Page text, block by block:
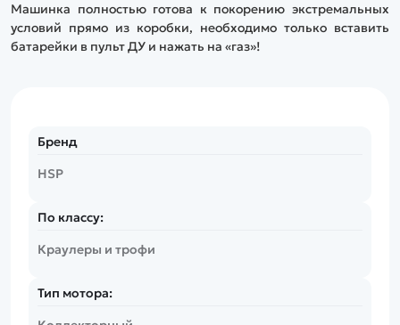
Машинка полностью готова к покорению экстремальных
условий прямо из коробки, необходимо только вставить
батарейки в пульт ДУ и нажать на «газ»!
Бренд
HSP
По классу:
Краулеры и трофи
Тип мотора: